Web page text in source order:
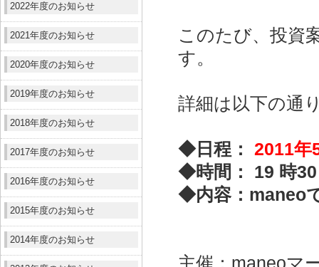
2022年度のお知らせ
2021年度のお知らせ
2020年度のお知らせ
2019年度のお知らせ
2018年度のお知らせ
2017年度のお知らせ
2016年度のお知らせ
2015年度のお知らせ
2014年度のお知らせ
このたび、投資
す。
詳細は以下の通
◆日程： 2011年
◆時間： 19 時30
◆内容：maneo
主催：maneoマ